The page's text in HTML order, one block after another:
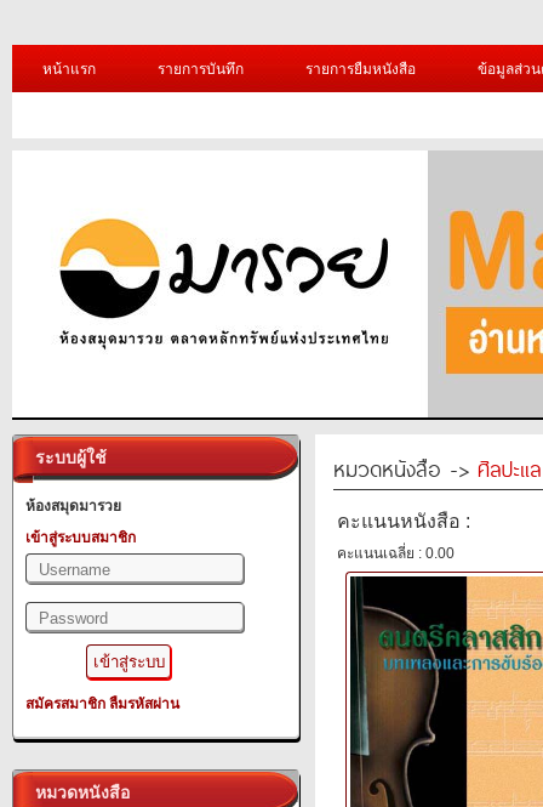
หน้าแรก รายการบันทึก รายการยืมหนังสือ ข้อมูลส่ว
ระบบผู้ใช้
ห้องสมุดมารวย
เข้าสู่ระบบสมาชิก
สมัครสมาชิก ลืมรหัสผ่าน
หมวดหนังสือ
หมวดหนังสือ -> ศิลปะแ
คะแนนหนังสือ :
คะแนนเฉลี่ย : 0.00